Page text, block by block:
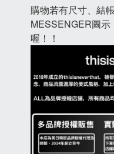
購物若有尺寸、結
MESSENGER圖
喔！！